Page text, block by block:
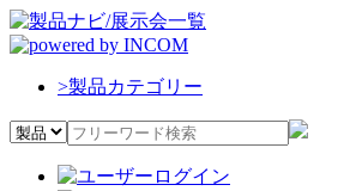
>製品カテゴリー